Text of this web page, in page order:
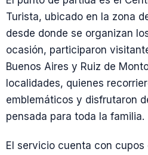
Turista, ubicado en la zona
desde donde se organizan
ocasión, participaron
Buenos Aires y Ruiz de
localidades, quienes
emblemáticos y disfrutaron
pensada para toda la familia.
El servicio cuenta con cupos